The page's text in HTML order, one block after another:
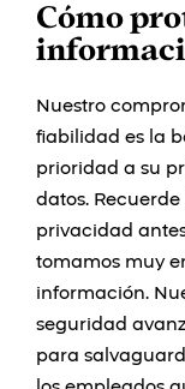
Cómo
Nuestro
fiabilidad es la
prioridad a su
datos.
privacidad
tomamos muy
información.
seguridad
para